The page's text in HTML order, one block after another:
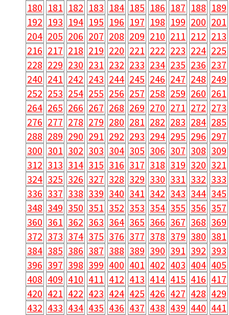
180 181 182 183 184 185 186 187 188 189
192 193 194 195 196 197 198 199 200 201
204 205 206 207 208 209 210 211 212 213
216 217 218 219 220 221 222 223 224 225
228 229 230 231 232 233 234 235 236 237
240 241 242 243 244 245 246 247 248 249
252 253 254 255 256 257 258 259 260 261
264 265 266 267 268 269 270 271 272 273
276 277 278 279 280 281 282 283 284 285
288 289 290 291 292 293 294 295 296 297
300 301 302 303 304 305 306 307 308 309
312 313 314 315 316 317 318 319 320 321
324 325 326 327 328 329 330 331 332 333
336 337 338 339 340 341 342 343 344 345
348 349 350 351 352 353 354 355 356 357
360 361 362 363 364 365 366 367 368 369
372 373 374 375 376 377 378 379 380 381
384 385 386 387 388 389 390 391 392 393
396 397 398 399 400 401 402 403 404 405
408 409 410 411 412 413 414 415 416 417
420 421 422 423 424 425 426 427 428 429
432 433 434 435 436 437 438 439 440 441